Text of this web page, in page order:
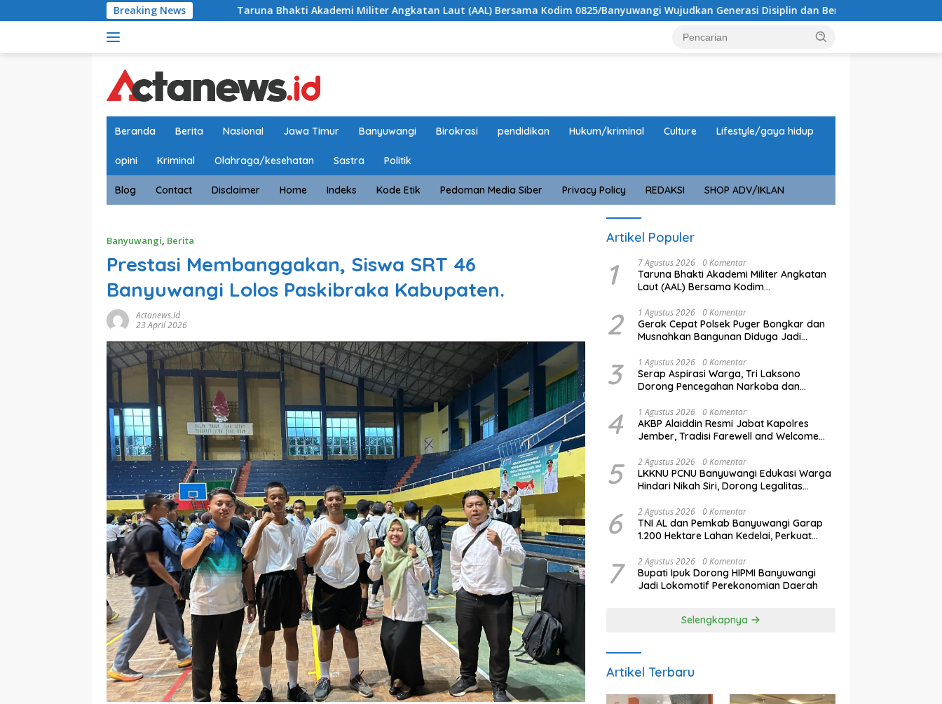
ke
Breaking NewsTaruna Bhakti Akademi Militer Angkatan Laut (AAL) Bersama Kodim 0825/Banyuwangi Wujudkan Generasi Disiplin dan Berjiwa Nasionalis
Beranda Berita Nasional Jawa Timur Banyuwangi Birokrasi pendidikan Hukum/kriminal Culture Lifestyle/gaya hidup
opini Kriminal Olahraga/kesehatan Sastra Politik
Blog Contact Disclaimer Home Indeks Kode Etik Pedoman Media Siber Privacy Policy REDAKSI SHOP ADV/IKLAN
Banyuwangi, Berita
Prestasi Membanggakan, Siswa SRT 46
Banyuwangi Lolos Paskibraka Kabupaten.
Actanews.id
23 April 2026
Artikel Populer
1 7 Agustus 2026 0 Komentar
Taruna Bhakti Akademi Militer Angkatan
Laut (AAL) Bersama Kodim
Disiplin dan Berjiwa Nasionalis
2 1 Agustus 2026 0 Komentar
Gerak Cepat Polsek Puger Bongkar dan
Musnahkan Bangunan Diduga Jadi
3 1 Agustus 2026 0 Komentar
Serap Aspirasi Warga, Tri Laksono
Dorong Pencegahan Narkoba dan
4 1 Agustus 2026 0 Komentar
AKBP Alaiddin Resmi Jabat Kapolres
Jember, Tradisi Farewell and Welcome
5 2 Agustus 2026 0 Komentar
LKKNU PCNU Banyuwangi Edukasi Warga
Hindari Nikah Siri, Dorong Legalitas
6 2 Agustus 2026 0 Komentar
TNI AL dan Pemkab Banyuwangi Garap
1.200 Hektare Lahan Kedelai, Perkuat
7 2 Agustus 2026 0 Komentar
Bupati Ipuk Dorong HIPMI Banyuwangi
Jadi Lokomotif Perekonomian Daerah
Selengkapnya
Artikel Terbaru